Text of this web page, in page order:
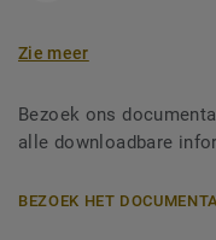
Zie meer
Bezoek ons
alle downloadbare
BEZOEK HET